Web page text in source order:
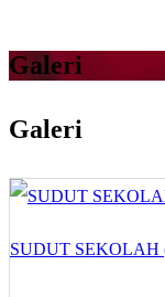
Galeri
Galeri
SUDUT SEKOLAH